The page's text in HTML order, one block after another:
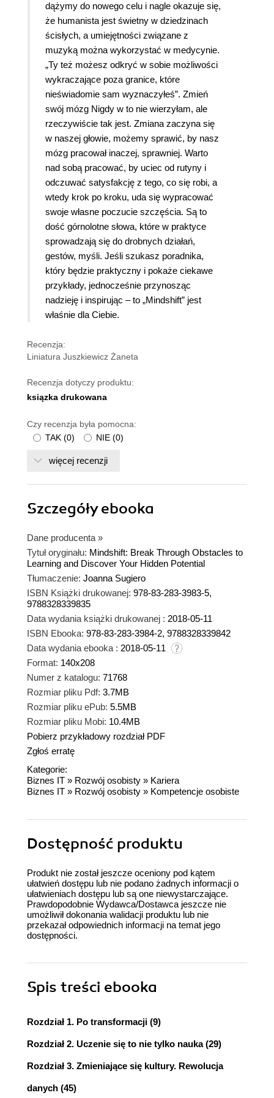
dążymy do nowego celu i nagle okazuje się,
że humanista jest świetny w dziedzinach
ścisłych, a umiejętności związane z
muzyką można wykorzystać w medycynie.
„Ty też możesz odkryć w sobie możliwości
wykraczające poza granice, które
nieświadomie sam wyznaczyłeś”. Zmień
swój mózg Nigdy w to nie wierzyłam, ale
rzeczywiście tak jest. Zmiana zaczyna się
w naszej głowie, możemy sprawić, by nasz
mózg pracował inaczej, sprawniej. Warto
nad sobą pracować, by uciec od rutyny i
odczuwać satysfakcję z tego, co się robi, a
wtedy krok po kroku, uda się wypracować
swoje własne poczucie szczęścia. Są to
dość górnolotne słowa, które w praktyce
sprowadzają się do drobnych działań,
gestów, myśli. Jeśli szukasz poradnika,
który będzie praktyczny i pokaże ciekawe
przykłady, jednocześnie przynosząc
nadzieję i inspirując – to „Mindshift” jest
właśnie dla Ciebie.
Recenzja:
Liniatura Juszkiewicz Żaneta
Recenzja dotyczy produktu:
ksiązka drukowana
Czy recenzja była pomocna:
TAK (0) NIE (0)
więcej recenzji
Szczegółyebooka
Dane producenta »
Tytuł oryginału: Mindshift: Break Through Obstacles to
Learning and Discover Your Hidden Potential
Tłumaczenie: Joanna Sugiero
ISBN Książki drukowanej: 978-83-283-3983-5,
9788328339835
Data wydania książki drukowanej : 2018-05-11
ISBN Ebooka: 978-83-283-3984-2, 9788328339842
Data wydania ebooka : 2018-05-11
Format: 140x208
Numer z katalogu: 71768
Rozmiar pliku Pdf: 3.7MB
Rozmiar pliku ePub: 5.5MB
Rozmiar pliku Mobi: 10.4MB
Pobierz przykładowy rozdział PDF
Zgłoś erratę
Kategorie:
Biznes IT » Rozwój osobisty » Kariera
Biznes IT » Rozwój osobisty » Kompetencje osobiste
Dostępność produktu
Produkt nie został jeszcze oceniony pod kątem
ułatwień dostępu lub nie podano żadnych informacji o
ułatwieniach dostępu lub są one niewystarczające.
Prawdopodobnie Wydawca/Dostawca jeszcze nie
umożliwił dokonania walidacji produktu lub nie
przekazał odpowiednich informacji na temat jego
dostępności.
Spis treści ebooka
Rozdział 1. Po transformacji (9)
Rozdział 2. Uczenie się to nie tylko nauka (29)
Rozdział 3. Zmieniające się kultury. Rewolucja
danych (45)